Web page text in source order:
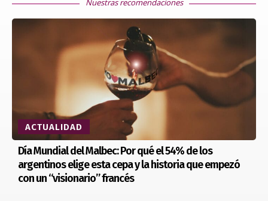
Nuestras recomendaciones
ACTUALIDAD
Día Mundial del Malbec: Por qué el 54% de los
argentinos elige esta cepa y la historia que empezó
con un “visionario” francés